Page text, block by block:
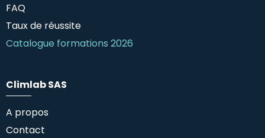
FAQ
Taux de réussite
Catalogue formations 2026
Climlab SAS
A propos
Contact